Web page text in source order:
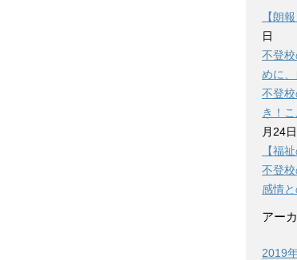
【朗
日
不登
めに
不登
き！
月24日
【福
不登
感情
アー
2019